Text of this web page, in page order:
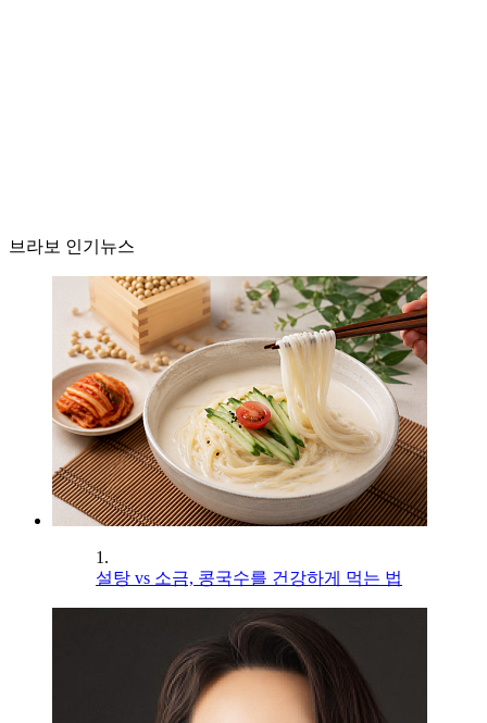
브라보 인기뉴스
1.
설탕 vs 소금, 콩국수를 건강하게 먹는 법